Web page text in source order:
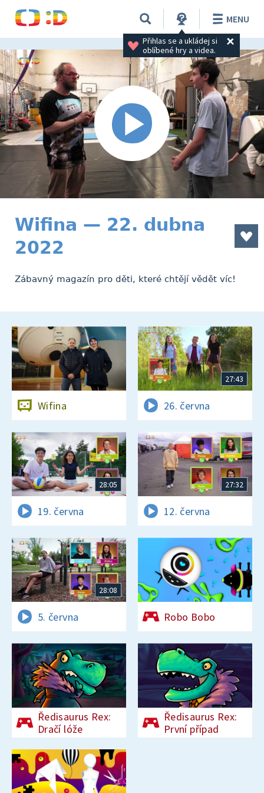
Přihlas se a ukládej si
oblíbené hry a videa.
MENU
Wifina — 22. dubna
2022
Zábavný magazín pro děti, které chtějí vědět víc!
Wifina
27:43
26. června
28:05
19. června
27:32
12. června
28:08
5. června Robo Bobo
Ředisaurus Rex:
Dračí lóže
Ředisaurus Rex:
První případ